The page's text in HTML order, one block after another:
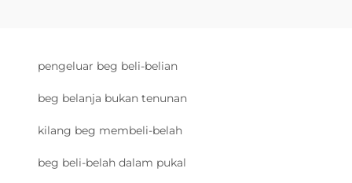
pengeluar beg beli-belian
beg belanja bukan tenunan
kilang beg membeli-belah
beg beli-belah dalam pukal